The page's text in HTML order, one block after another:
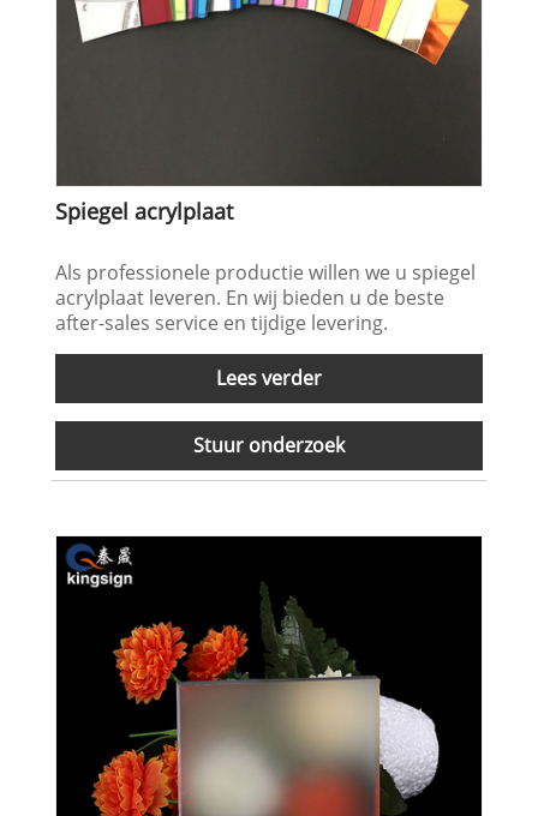
Spiegel acrylplaat
Als professionele productie willen we u spiegel
acrylplaat leveren. En wij bieden u de beste
after-sales service en tijdige levering.
Lees verder
Stuur onderzoek